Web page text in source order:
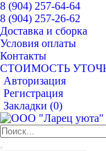
8 (904) 257-64-64
8 (904) 257-26-62
Доставка и сборка
Условия оплаты
Контакты
СТОИМОСТЬ
Авторизация
Регистрация
Закладки (0)